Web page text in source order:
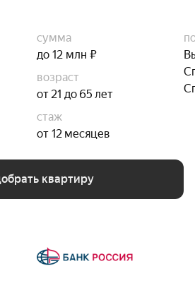
сумма
до 12 млн ₽
возраст
от 21 до 65 лет
стаж
от 12 месяцев
квартиру